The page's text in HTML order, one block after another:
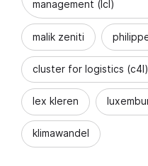
management (lcl)
malik zeniti
cluster for logistics (c4l)
lex kleren
klimawandel